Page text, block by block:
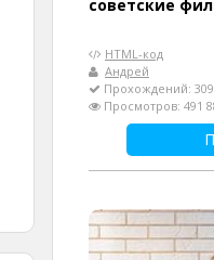
советские
HTML-код
Андрей
Прохождений: 309
Просмотров: 491